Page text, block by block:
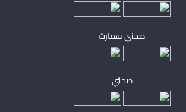
صحتي سمارت
صحتي